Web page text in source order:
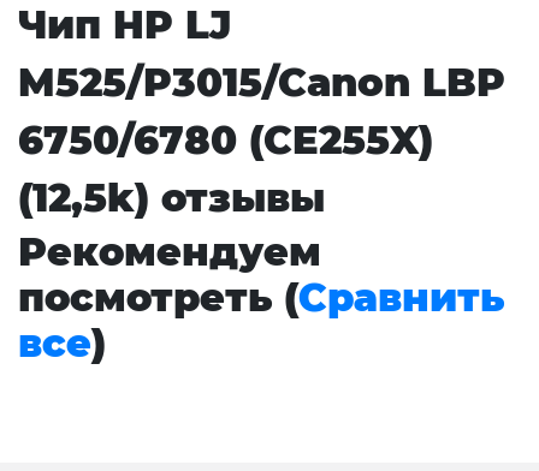
Чип HP LJ
M525/P3015/Canon LBP
6750/6780 (CE255X)
(12,5k) отзывы
Рекомендуем
посмотреть (Сравнить
все)